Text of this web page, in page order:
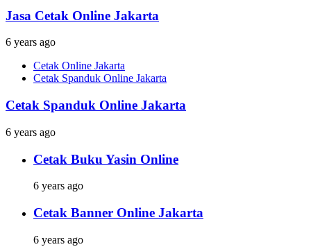
Jasa Cetak Online Jakarta
6 years ago
Cetak Online Jakarta
Cetak Spanduk Online Jakarta
Cetak Spanduk Online Jakarta
6 years ago
Cetak Buku Yasin Online
6 years ago
Cetak Banner Online Jakarta
6 years ago